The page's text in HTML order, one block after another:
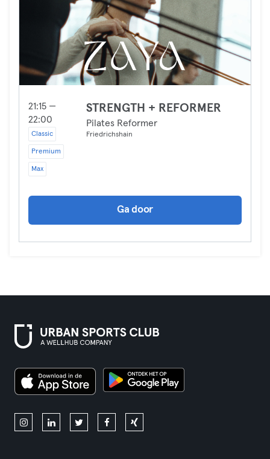
21:15 —
22:00
Classic
Premium
Max
STRENGTH + REFORMER
Pilates Reformer
Friedrichshain
Ga door